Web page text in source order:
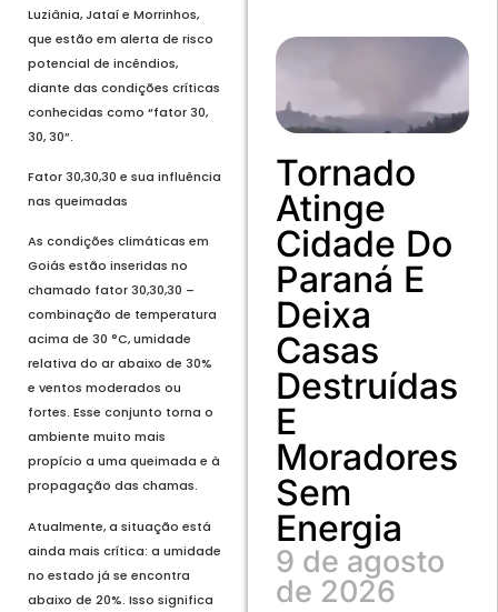
Luziânia, Jataí e Morrinhos,
que estão em alerta de risco
potencial de incêndios,
diante das condições críticas
conhecidas como “fator 30,
30, 30”.
Fator 30,30,30 e sua influência
nas queimadas
As condições climáticas em
Goiás estão inseridas no
chamado fator 30,30,30 –
combinação de temperatura
acima de 30 °C, umidade
relativa do ar abaixo de 30%
e ventos moderados ou
fortes. Esse conjunto torna o
ambiente muito mais
propício a uma queimada e à
propagação das chamas.
Atualmente, a situação está
ainda mais crítica: a umidade
no estado já se encontra
abaixo de 20%. Isso significa
Tornado
Atinge
Cidade Do
Paraná E
Deixa
Casas
Destruídas
E
Moradores
Sem
Energia
9 de agosto
de 2026